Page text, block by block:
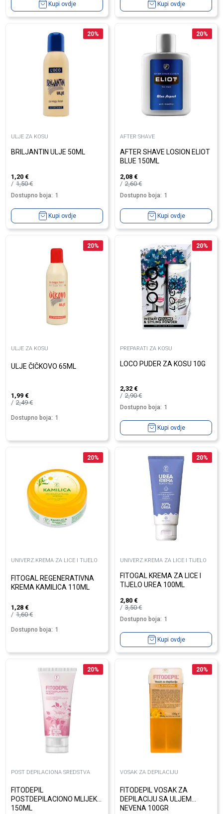
Kupi ovdje Kupi ovdje
20%
ULJE ZA KOSU
BRILJANTIN ULJE 50ML
1,20 €
1,50€
Dostupno boja: 1
Kupi ovdje
20%
AFTER SHAVE
AFTER SHAVE LOSION ELIOT
BLUE 150ML
2,08 €
2,60€
Dostupno boja: 1
Kupi ovdje
20%
ULJE ZA KOSU
ULJE ČIČKOVO 65ML
1,99 €
2,49€
Dostupno boja: 1
20%
PREPARATI ZA KOSU
LOCO PUDER ZA KOSU 10G
2,32 €
2,90€
Dostupno boja: 1
Kupi ovdje
20%
UNIVERZ.KREMA ZA LICE I TIJELO
FITOGAL REGENERATIVNA
KREMA KAMILICA 110ML
1,28 €
1,60€
Dostupno boja: 1
20%
UNIVERZ.KREMA ZA LICE I TIJELO
FITOGAL KREMA ZA LICE I
TIJELO UREA 100ML
2,80 €
3,50€
Dostupno boja: 1
Kupi ovdje
20%
POST DEPILACIONA SREDSTVA
FITODEPIL
POSTDEPILACIONO MLIJEKO
150ML
20%
VOSAK ZA DEPILACIJU
FITODEPIL VOSAK ZA
DEPILACIJU SA ULJEM
NEVENA 100GR